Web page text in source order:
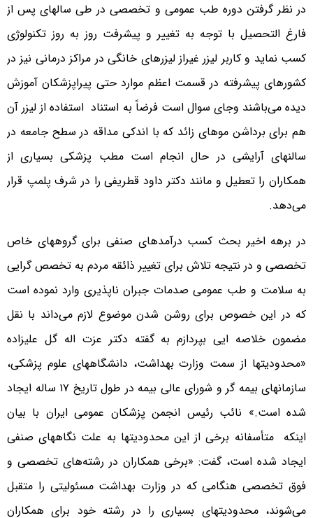
در نظر گرفتن دوره طب عمومی و تخصصی در طی سالهای پس از
فارغ التحصیل با توجه به تغییر و پیشرفت روز به روز تکنولوژی
کسب نماید و کاربر لیزر غیراز لیزرهای خانگی در مراکز درمانی نیز در
کشورهای پیشرفته در قسمت اعظم موارد حتی پیراپزشکان آموزش
دیده می‌باشند وجای سوال است فرضاً به استناد استفاده از لیزر آن
هم برای برداشن موهای زائد که با اندکی مداقه در سطح جامعه در
سالنهای آرایشی در حال انجام است مطب پزشکی بسیاری از
همکاران را تعطیل و مانند دکتر داود قطریفی را در شرف پلمپ قرار
می‌دهد.
در برهه اخیر بحث کسب درآمدهای صنفی برای گروههای خاص
تخصصی و در نتیجه تلاش برای تغییر ذائقه مردم به تخصص گرایی
به سلامت و طب عمومی صدمات جبران ناپذیری وارد نموده است
که در این خصوص برای روشن شدن موضوع لازم می‌داند با نقل
مضمون خلاصه ایی بپردازم به گفته دکتر عزت اله گل علیزاده
«محدودیتها از سمت وزارت بهداشت، دانشگاههای علوم پزشکی،
سازمانهای بیمه گر و شورای عالی بیمه در طول تاریخ ۱۷ ساله ایجاد
شده است.» نائب رئیس انجمن پزشکان عمومی ایران با بیان
اینکه متأسفانه برخی از این محدودیتها به علت نگاههای صنفی
ایجاد شده است، گفت: «برخی همکاران در رشته‌های تخصصی و
فوق تخصصی هنگامی که در وزارت بهداشت مسئولیتی را متقبل
می‌شوند، محدودیتهای بسیاری را در رشته خود برای همکاران